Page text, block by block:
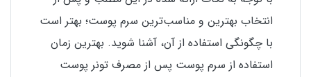
انتخاب بهترین و مناسب‌ترین سرم پوست؛ بهتر است
با چگونگی استفاده از آن، آشنا شوید. بهترین زمان
استفاده از سرم پوست پس از مصرف تونر پوست